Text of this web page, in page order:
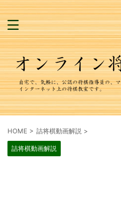
HOME > 詰将棋動画解説 >
詰将棋動画解説